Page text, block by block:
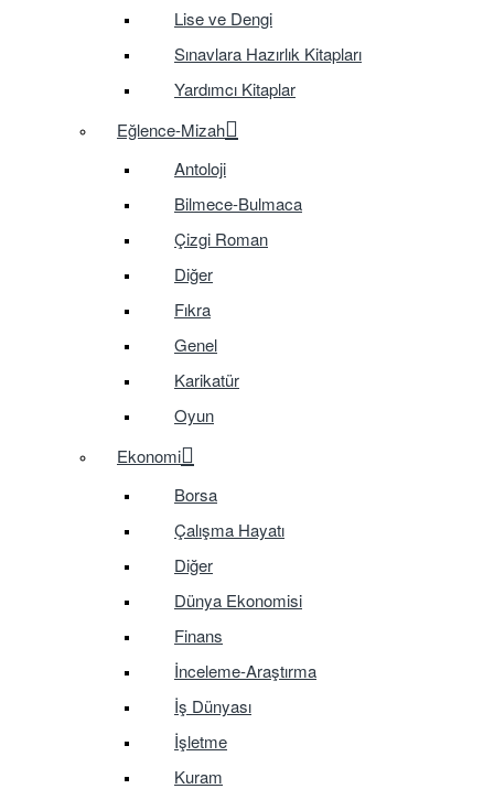
Lise ve Dengi
Sınavlara Hazırlık Kitapları
Yardımcı Kitaplar
Eğlence-Mizah
Antoloji
Bilmece-Bulmaca
Çizgi Roman
Diğer
Fıkra
Genel
Karikatür
Oyun
Ekonomi
Borsa
Çalışma Hayatı
Diğer
Dünya Ekonomisi
Finans
İnceleme-Araştırma
İş Dünyası
İşletme
Kuram